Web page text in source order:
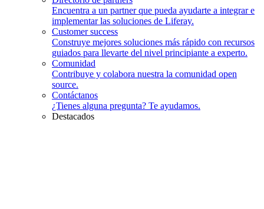
Encuentra a un partner que pueda ayudarte a integrar e
implementar las soluciones de Liferay.
Customer success
Construye mejores soluciones más rápido con recursos
guiados para llevarte del nivel principiante a experto.
Comunidad
Contribuye y colabora nuestra la comunidad open
source.
Contáctanos
¿Tienes alguna pregunta? Te ayudamos.
Destacados